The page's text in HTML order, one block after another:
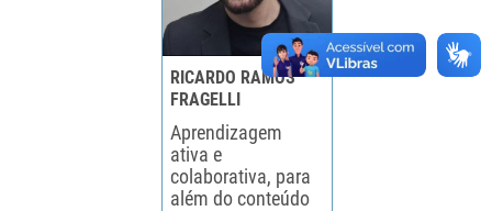
RICARDO RAMOS
FRAGELLI
Aprendizagem
ativa e
colaborativa, para
além do conteúdo